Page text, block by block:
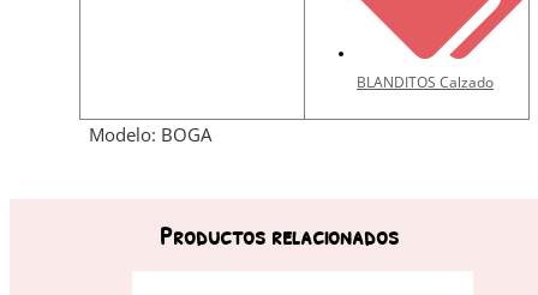
BLANDITOS Calzado
Modelo: BOGA
Productos relacionados